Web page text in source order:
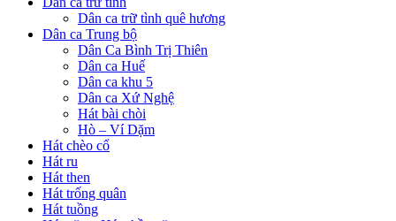
Dân ca trữ tình quê hương
Dân ca Trung bộ
Dân Ca Bình Trị Thiên
Dân ca Huế
Dân ca khu 5
Dân ca Xứ Nghệ
Hát bài chòi
Hò – Ví Dặm
Hát chèo cổ
Hát ru
Hát then
Hát trống quân
Hát tuồng